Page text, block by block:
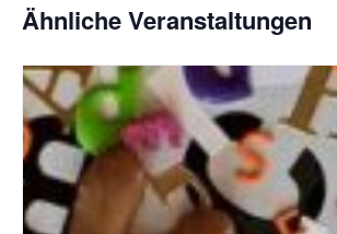
Ähnliche Veranstaltungen